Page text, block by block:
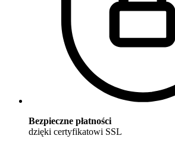
Bezpieczne płatności
dzięki certyfikatowi SSL